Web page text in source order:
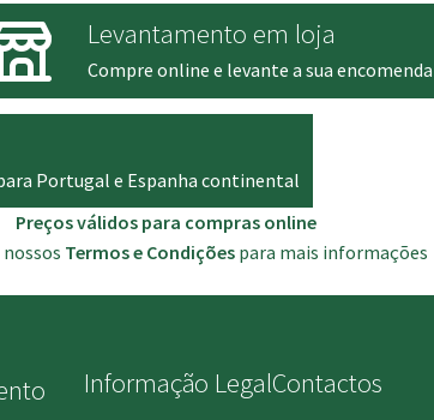
Levantamento em loja
Compre online e levante a sua
Portugal e Espanha continental
Preços válidos para compras online
Termos e Condições para mais informações
Informação LegalContactos